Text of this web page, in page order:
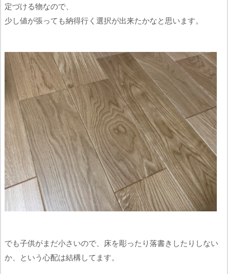
定づける物なので、
少し値が張っても納得行く選択が出来たかなと思います。
でも子供がまだ小さいので、床を彫ったり落書きしたりしない
か、という心配は結構してます。